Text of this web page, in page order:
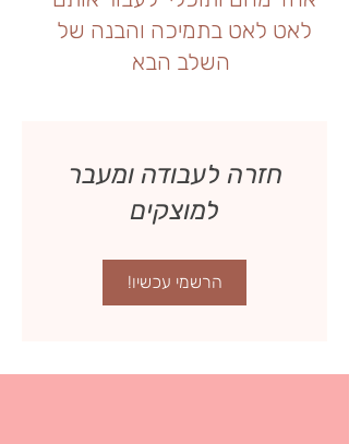
לאט לאט בתמיכה והבנה של
חזרה לעבודה ומעבר
למוצקים
הרשמי עכשיו!